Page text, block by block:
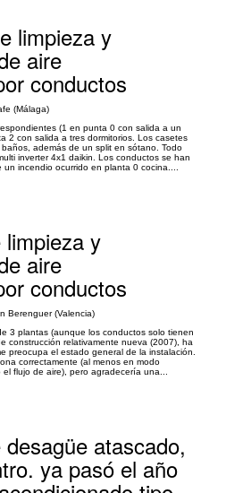
limpieza y
aire
conductos
(Málaga)
(1 en punta 0 con salida a un
2 con salida a tres dormitorios. Los casetes
además de un split en sótano. Todo
inverter 4x1 daikin. Los conductos se han
incendio ocurrido en planta 0 cocina....
y
aire
conductos
Berenguer (Valencia)
3 plantas (aunque los conductos solo tienen
construcción relativamente nueva (2007), ha
preocupa el estado general de la instalación.
correctamente (al menos en modo
flujo de aire), pero agradecería una...
atascado,
ya pasó el año